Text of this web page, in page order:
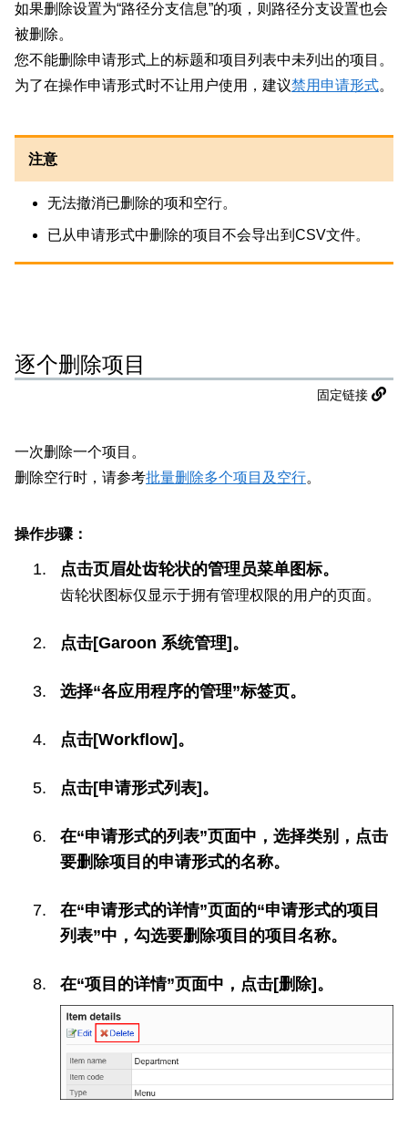
如果删除设置为“路径分支信息”的项，则路径分支设置也会
被删除。
您不能删除申请形式上的标题和项目列表中未列出的项目。
为了在操作申请形式时不让用户使用，建议禁用申请形式。
注意
无法撤消已删除的项和空行。
已从申请形式中删除的项目不会导出到CSV文件。
逐个删除项目
固定链接
一次删除一个项目。
删除空行时，请参考批量删除多个项目及空行。
操作步骤：
点击页眉处齿轮状的管理员菜单图标。
齿轮状图标仅显示于拥有管理权限的用户的页面。
点击[Garoon 系统管理]。
选择“各应用程序的管理”标签页。
点击[Workflow]。
点击[申请形式列表]。
在“申请形式的列表”页面中，选择类别，点击
要删除项目的申请形式的名称。
在“申请形式的详情”页面的“申请形式的项目
列表”中，勾选要删除项目的项目名称。
在“项目的详情”页面中，点击[删除]。